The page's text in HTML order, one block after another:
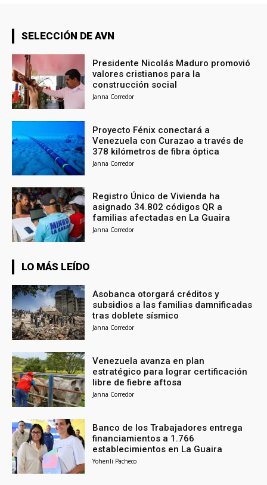
SELECCIÓN DE AVN
Presidente Nicolás Maduro promovió
valores cristianos para la
construcción social
Janna Corredor
Proyecto Fénix conectará a
Venezuela con Curazao a través de
378 kilómetros de fibra óptica
Janna Corredor
Registro Único de Vivienda ha
asignado 34.802 códigos QR a
familias afectadas en La Guaira
Janna Corredor
LO MÁS LEÍDO
Asobanca otorgará créditos y
subsidios a las familias damnificadas
tras doblete sísmico
Janna Corredor
Venezuela avanza en plan
estratégico para lograr certificación
libre de fiebre aftosa
Janna Corredor
Banco de los Trabajadores entrega
financiamientos a 1.766
establecimientos en La Guaira
Yohenli Pacheco